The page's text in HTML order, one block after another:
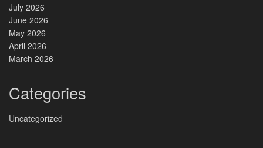
July 2026
June 2026
May 2026
April 2026
March 2026
Categories
Uncategorized